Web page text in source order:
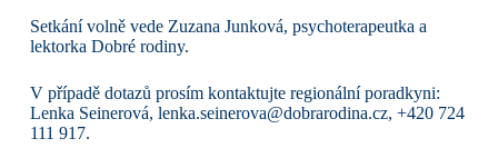
Setkání volně vede Zuzana Junková, psychoterapeutka a
lektorka Dobré rodiny.
V případě dotazů prosím kontaktujte regionální poradkyni:
Lenka Seinerová, lenka.seinerova@dobrarodina.cz, +420 724
111 917.